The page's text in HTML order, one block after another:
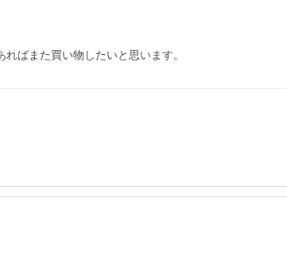
ばまた買い物したいと思います。